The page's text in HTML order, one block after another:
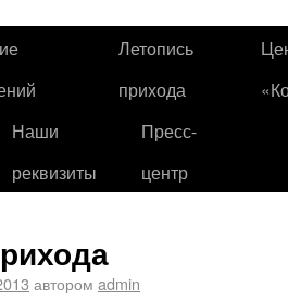
Летопись
прихода
Наши
реквизиты
Пресс-
центр
автором admin